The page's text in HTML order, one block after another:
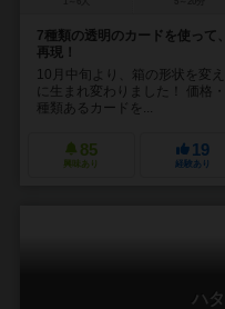
7種類の透明のカードを使って
再現！
10月中旬より、箱の形状を変
に生まれ変わりました！ 価格
種類あるカードを...
85
興味あり
19
経験あり
ハ